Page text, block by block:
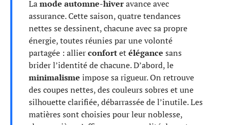
Lamode automne-hiveravance avec
assurance. Cette saison, quatre tendances
nettes se dessinent, chacune avec sa propre
énergie, toutes réunies par une volonté
partagée : allierconfortetélégance sans
brider l’identité de chacune. D’abord, le
minimalisme impose sa rigueur. On retrouve
des coupes nettes, des couleurs sobres et une
silhouette clarifiée, débarrassée de l’inutile. Les
matières sont choisies pour leur noblesse,